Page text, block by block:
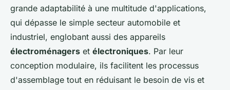
grande adaptabilité à une multitude d'applications,
qui dépasse le simple secteur automobile et
industriel, englobant aussi des appareils
électroménagers et électroniques. Par leur
conception modulaire, ils facilitent les processus
d'assemblage tout en réduisant le besoin de vis et